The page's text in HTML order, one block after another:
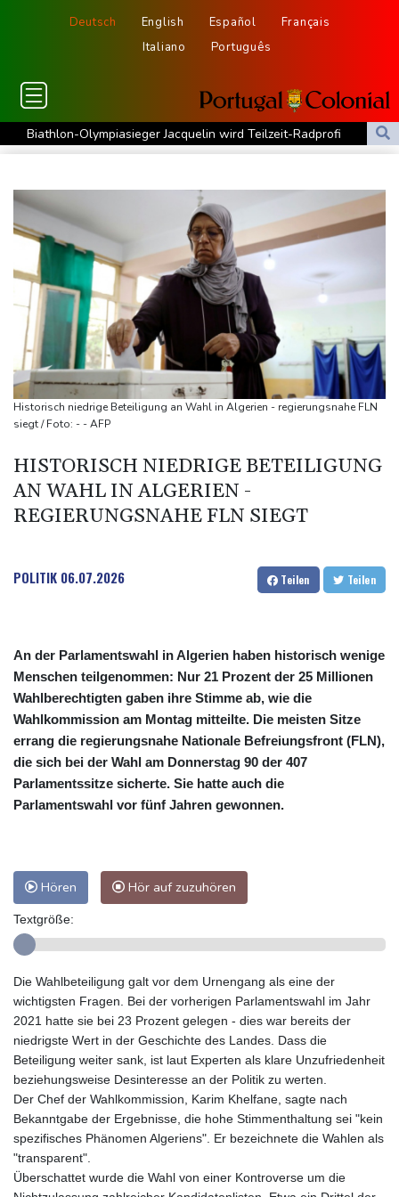
Deutsch English Español
Français
Italiano
Português
Biathlon-Olympiasieger Jacquelin wird Teilzeit-Radprofi
Kircher: VAR nicht "zu kleinteilig" einsetzen
Verteidigungspakt schließen
Sprengstoff-Drohne am Leipziger Flughafen:
Bundesanwaltschaft übernimmt Ermittlungen
Ungenügender Schutz von Kindern: Meta muss in USA 567
Millionen Dollar zahlen
Regierung und Opposition in Venezuela beginnen offiziellen
Dialog - ohne Machado
USA wollen bei Visa-Anträgen offenbar Online-Aktivitäten noch
stärker überprüfen
Röwekamp: Innenministerium muss zentral für Drohnenabwehr
zuständig sein
Trump unternimmt neuen Vorstoß im Streit um US-
Staatsbürgerschaft
Historisch niedrige Beteiligung an Wahl in Algerien - regierungsnahe FLN
siegt / Foto: - - AFP
HISTORISCH NIEDRIGE BETEILIGUNG
AN WAHL IN ALGERIEN -
REGIERUNGSNAHE FLN SIEGT
POLITIK 06.07.2026 Teilen Teilen
An der Parlamentswahl in Algerien haben historisch wenige
Menschen teilgenommen: Nur 21 Prozent der 25 Millionen
Wahlberechtigten gaben ihre Stimme ab, wie die
Wahlkommission am Montag mitteilte. Die meisten Sitze
errang die regierungsnahe Nationale Befreiungsfront (FLN),
die sich bei der Wahl am Donnerstag 90 der 407
Parlamentssitze sicherte. Sie hatte auch die
Parlamentswahl vor fünf Jahren gewonnen.
Hören Hör auf zuzuhören
Textgröße:
Die Wahlbeteiligung galt vor dem Urnengang als eine der
wichtigsten Fragen. Bei der vorherigen Parlamentswahl im Jahr
2021 hatte sie bei 23 Prozent gelegen - dies war bereits der
niedrigste Wert in der Geschichte des Landes. Dass die
Beteiligung weiter sank, ist laut Experten als klare Unzufriedenheit
beziehungsweise Desinteresse an der Politik zu werten.
Der Chef der Wahlkommission, Karim Khelfane, sagte nach
Bekanntgabe der Ergebnisse, die hohe Stimmenthaltung sei "kein
spezifisches Phänomen Algeriens". Er bezeichnete die Wahlen als
"transparent".
Überschattet wurde die Wahl von einer Kontroverse um die